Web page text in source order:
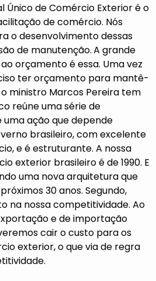
Único de Comércio Exterior é o
de comércio. Nós
o desenvolvimento dessas
de manutenção.A grande
orçamento é essa. Uma vez
ter orçamento para mantê-
o ministro Marcos Pereira tem
reúne uma série de
uma ação que depende
brasileiro, com excelente
e é estruturante. A nossa
exterior brasileiro é de 1990. E
uma nova arquitetura que
30 anos. Segundo,
na nossa competitividade. Ao
e de importação
cair o custo para os
exterior, o que via de regra